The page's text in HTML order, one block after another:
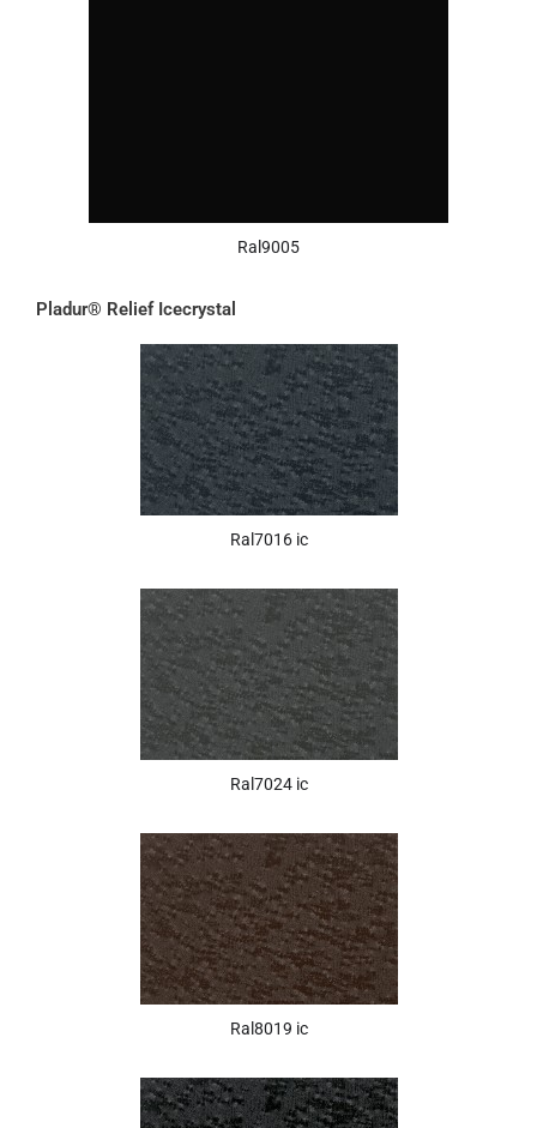
Ral9005
Pladur® Relief Icecrystal
Ral7016 ic
Ral7024 ic
Ral8019 ic